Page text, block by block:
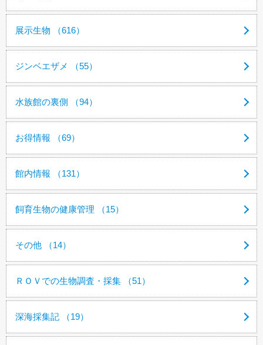
展示生物 （616）
ジンベエザメ （55）
水族館の裏側 （94）
お得情報 （69）
館内情報 （131）
飼育生物の健康管理 （15）
その他 （14）
ＲＯＶでの生物調査・採集 （51）
深海採集記 （19）